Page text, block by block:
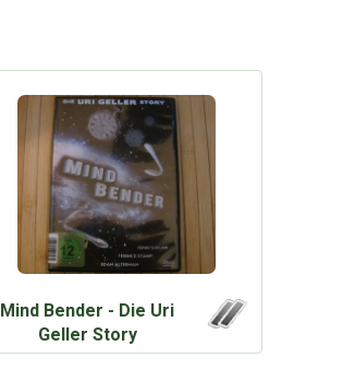
Mind Bender - Die Uri
Geller Story